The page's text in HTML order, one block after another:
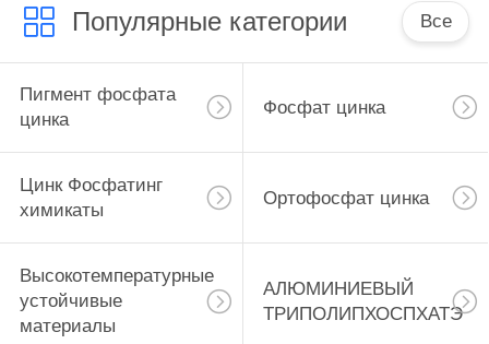
Популярные категории Все
Пигмент фосфата
цинка
Фосфат цинка
Цинк Фосфатинг
химикаты
Ортофосфат цинка
Высокотемпературные
устойчивые
материалы
АЛЮМИНИЕВЫЙ
ТРИПОЛИПХОСПХАТЭ